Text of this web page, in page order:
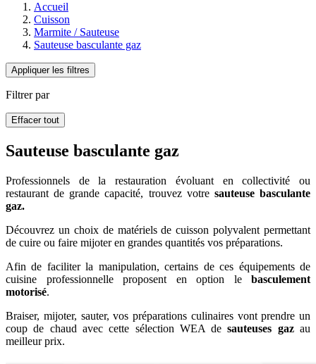
Accueil
Cuisson
Marmite / Sauteuse
Sauteuse basculante gaz
Appliquer les filtres
Filtrer par
Effacer tout
Sauteuse basculante gaz
Professionnels de la restauration évoluant en collectivité ou
restaurant de grande capacité, trouvez votre sauteuse basculante
gaz.
Découvrez un choix de matériels de cuisson polyvalent permettant
de cuire ou faire mijoter en grandes quantités vos préparations.
Afin de faciliter la manipulation, certains de ces équipements de
cuisine professionnelle proposent en option lebasculement
motorisé.
Braiser, mijoter, sauter, vos préparations culinaires vont prendre un
coup de chaud avec cette sélection WEA desauteuses gazau
meilleur prix.